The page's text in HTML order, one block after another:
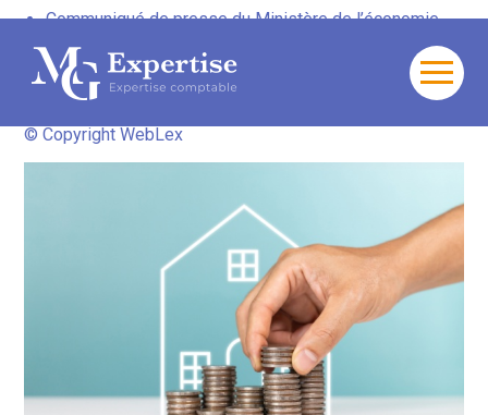
Aller
Communiqué de presse du Ministère de l’économie,
numérique du 29 septembre 2025, no 893 : « Le
paiement de vos taxes foncières 2025 »
© Copyright WebLex